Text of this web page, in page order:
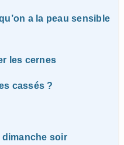
a la peau sensible
les cernes
cassés ?
soir